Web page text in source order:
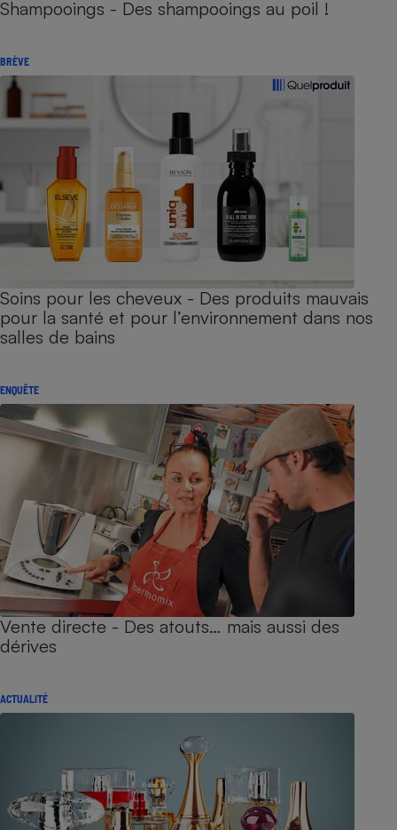
Shampooings - Des shampooings au poil !
BRÈVE
Soins pour les cheveux - Des produits mauvais
pour la santé et pour l’environnement dans nos
salles de bains
ENQUÊTE
Vente directe - Des atouts… mais aussi des
dérives
ACTUALITÉ